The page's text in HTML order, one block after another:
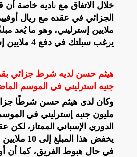
خلال الاتفاق مع ناديه خاصة
ملايين إسترليني، وهو ما يُعد
يرغب سيلتك في دفع 4 ملايين إسترليني فقط.
جنيه استرليني في الموسم
مليون جنيه إسترليني في
الدوري الإسباني الممتاز، لكن
يخفض هذا
في حال هبوط الفريق، كما أن